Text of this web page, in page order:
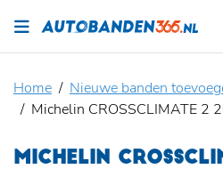
Home
Nieuwe banden
Michelin CROSSCLIMATE 2
MICHELIN